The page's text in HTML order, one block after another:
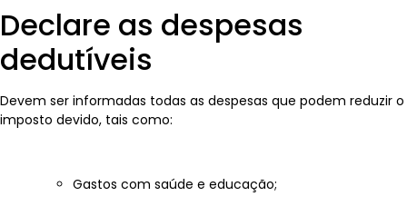
Declare as despesas
dedutíveis
Devem ser informadas todas as despesas que podem reduzir o
imposto devido, tais como:
Gastos com saúde e educação;